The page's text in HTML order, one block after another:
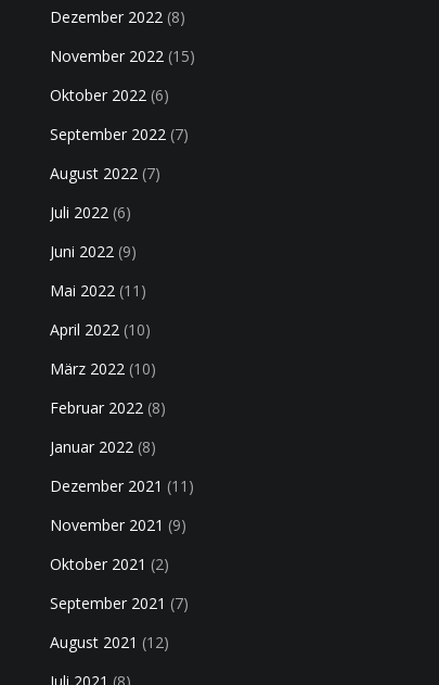
Dezember 2022(8)
November 2022(15)
Oktober 2022(6)
September 2022(7)
August 2022(7)
Juli 2022(6)
Juni 2022(9)
Mai 2022(11)
April 2022(10)
März 2022(10)
Februar 2022(8)
Januar 2022(8)
Dezember 2021 (11)
November 2021 (9)
Oktober 2021 (2)
September 2021 (7)
August 2021 (12)